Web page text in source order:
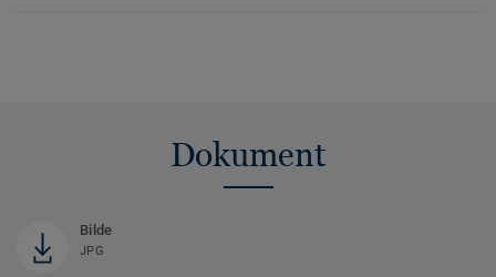
Dokument
Bilde
JPG